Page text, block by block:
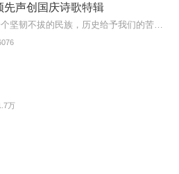
先声创国庆诗歌特辑
万